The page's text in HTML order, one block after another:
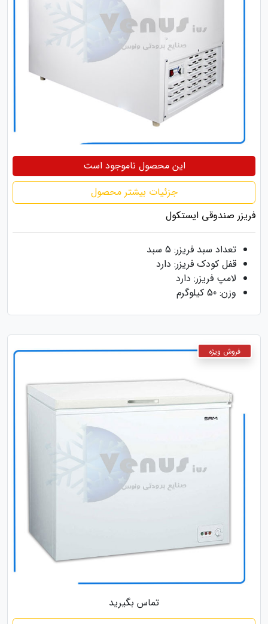
این محصول ناموجود است
جزئیات بیشتر محصول
فریزر صندوقی ایستکول
تعداد سبد فریزر: 5 سبد
قفل کودک فریزر: دارد
لامپ فریزر: دارد
وزن: 50 کیلوگرم
تماس بگیرید